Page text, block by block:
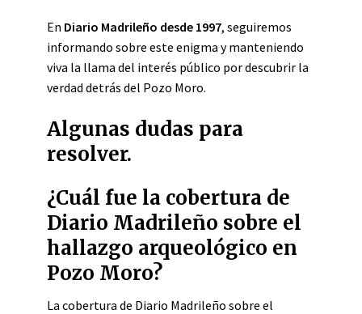
En Diario Madrileño desde 1997, seguiremos
informando sobre este enigma y manteniendo
viva la llama del interés público por descubrir la
verdad detrás del Pozo Moro.
Algunas dudas para
resolver.
¿Cuál fue la cobertura de
Diario Madrileño sobre el
hallazgo arqueológico en
Pozo Moro?
La cobertura de Diario Madrileño sobre el